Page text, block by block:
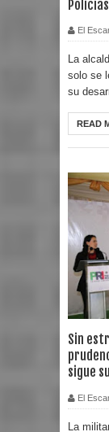
El
La
solo se
su
READ
Sin
sigue
El
La